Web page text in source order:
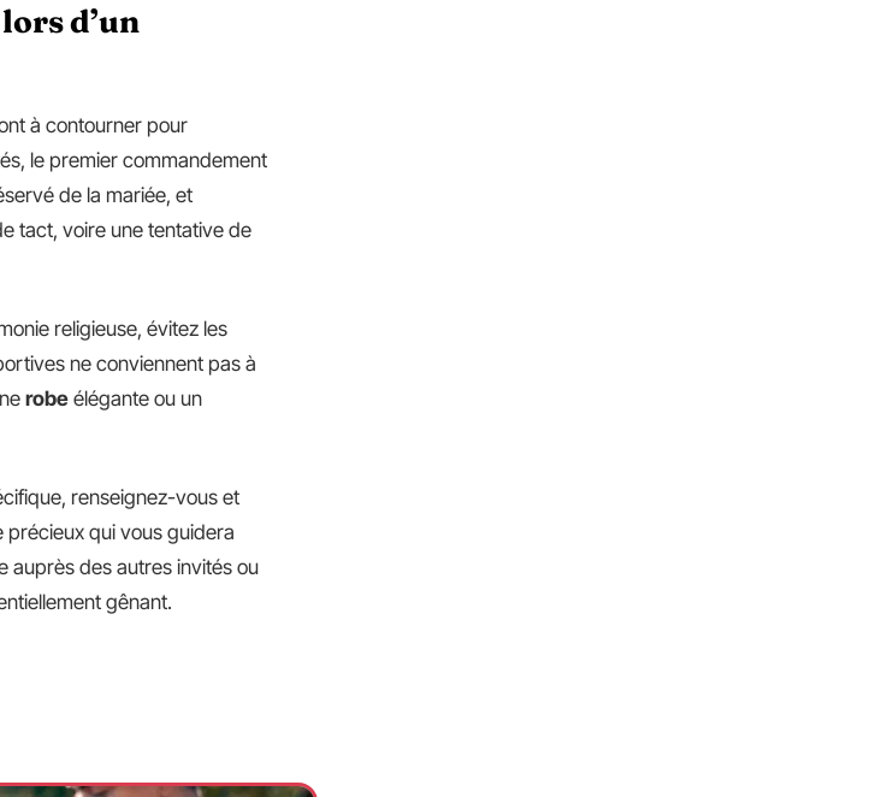
d’un
à contourner pour
le premier commandement
de la mariée, et
tact, voire une tentative de
religieuse, évitez les
ne conviennent pas à
robe élégante ou un
renseignez-vous et
précieux qui vous guidera
auprès des autres invités ou
gênant.